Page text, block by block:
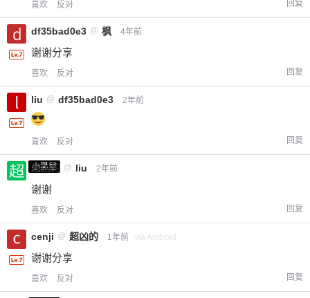
喜欢 反对 回复
df35bad0e3 @ 枫 4年前
谢谢分享
喜欢 反对 回复
liu @ df35bad0e3 2年前
喜欢 反对 回复
小黑屋
超凶的 @ liu 2年前
谢谢
喜欢 反对 回复
cenji @ 超凶的 1年前 via Android
谢谢分享
喜欢 反对 回复